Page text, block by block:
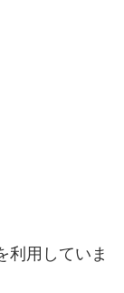
利用していま